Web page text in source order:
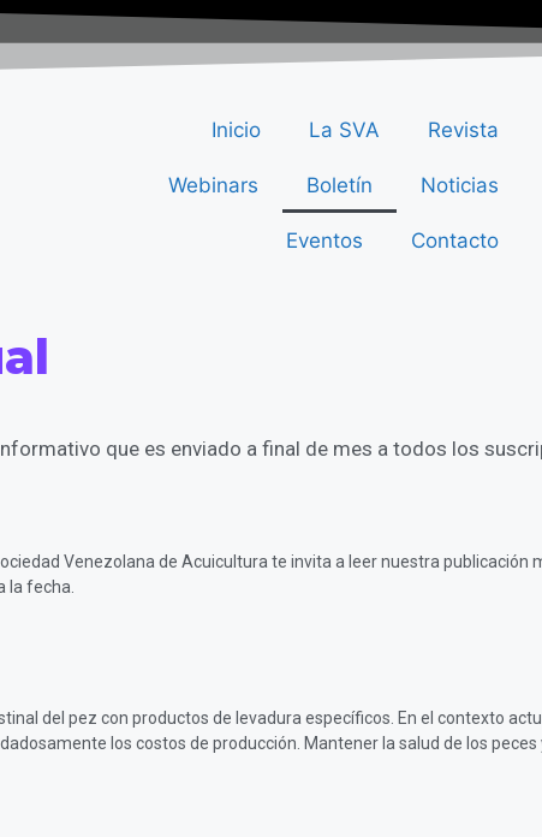
Inicio La SVA Revista
Webinars Boletín Noticias
Eventos Contacto
que es enviado a final de mes a todos los
Venezolana de Acuicultura te invita a leer nuestra publicación
la fecha.
del pez con productos de levadura específicos. En el contexto
los costos de producción. Mantener la salud de los